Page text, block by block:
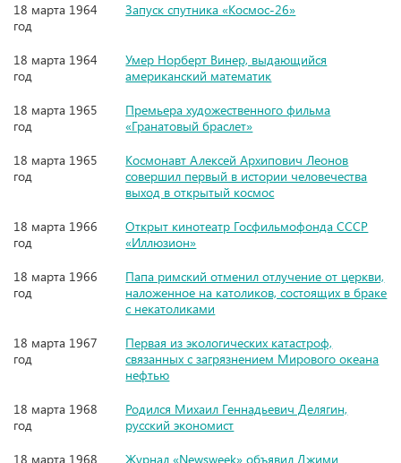
18 марта 1964
год
Запуск спутника «Космос-26»
18 марта 1964
год
Умер Норберт Винер, выдающийся
американский математик
18 марта 1965
год
Премьера художественного фильма
«Гранатовый браслет»
18 марта 1965
год
Космонавт Алексей Архипович Леонов
совершил первый в истории человечества
выход в открытый космос
18 марта 1966
год
Открыт кинотеатр Госфильмофонда СССР
«Иллюзион»
18 марта 1966
год
Папа римский отменил отлучение от церкви,
наложенное на католиков, состоящих в браке
с некатоликами
18 марта 1967
год
Первая из экологических катастроф,
связанных с загрязнением Мирового океана
нефтью
18 марта 1968
год
Родился Михаил Геннадьевич Делягин,
русский экономист
18 марта 1968
Журнал «Newsweek» объявил Джими